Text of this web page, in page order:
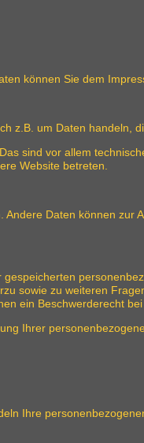
können Sie dem
z.B. um Daten handeln,
sind vor allem
Website betreten.
Daten können zur
sowie zu weiteren
ein Beschwerderecht
Ihrer
Ihre